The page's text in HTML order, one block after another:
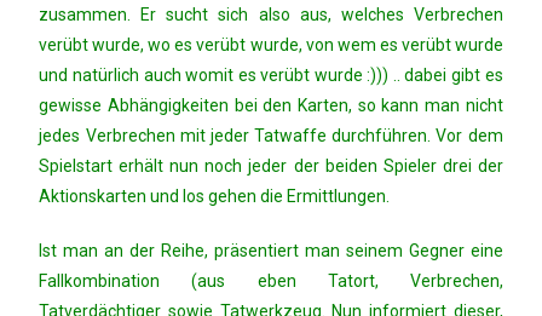
zusammen. Er sucht sich also aus, welches Verbrechen
verübt wurde, wo es verübt wurde, von wem es verübt wurde
und natürlich auch womit es verübt wurde :))) .. dabei gibt es
gewisse Abhängigkeiten bei den Karten, so kann man nicht
jedes Verbrechen mit jeder Tatwaffe durchführen. Vor dem
Spielstart erhält nun noch jeder der beiden Spieler drei der
Aktionskarten und los gehen die Ermittlungen.
Ist man an der Reihe, präsentiert man seinem Gegner eine
Fallkombination (aus eben Tatort, Verbrechen,
Tatverdächtiger sowie Tatwerkzeug. Nun informiert dieser,